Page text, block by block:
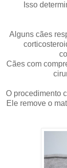
Isso
Alguns cães
Cães com
O procedimento
Ele remove o